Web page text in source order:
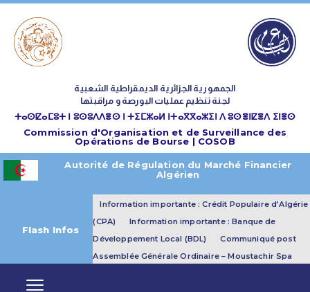
الجمهورية الجزائرية الديمقراطية الشعبية
لجنة تنظيم عمليات البورصة و مراقبتها
ⵜⴰⵙⵇⴰⵎⵓⵜ ⵏ ⵓⵙⵓⴷⴷⴻⵙ ⵏ ⵜⵉⵎⵣⴰⵍ ⵏⵜⴰⴳⴳⴰⵣⵉⵏ ⴷ ⵓⵙⴻⵏⵇⴻⴷ ⵉⵏⴻⵙ
Commission d'Organisation et de Surveillance des
Opérations de Bourse | COSOB
Autorité de Régulation du Marché Financier
Algérien
Flash Infos
Information importante : Crédit Populaire d’Algérie
(CPA)
Information importante : Banque de
Développement Local (BDL)
Communiqué post
Assemblée Générale Ordinaire – Moustachir Spa